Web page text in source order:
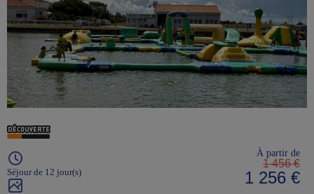
Séjour de 12 jour(s)
À partir de
1 456 €
1 256 €